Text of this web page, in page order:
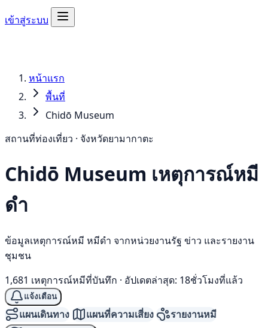
เข้าสู่ระบบ
หน้าแรก
พื้นที่
Chidō Museum
สถานที่ท่องเที่ยว · จังหวัดยามากาตะ
Chidō Museum เหตุการณ์หมี
ดำ
ข้อมูลเหตุการณ์หมี หมีดำ จากหน่วยงานรัฐ ข่าว และรายงาน
ชุมชน
1,681 เหตุการณ์หมีที่บันทึก · อัปเดตล่าสุด: 18ชั่วโมงที่แล้ว
แจ้งเตือน
แผนเดินทาง แผนที่ความเสี่ยง รายงานหมี